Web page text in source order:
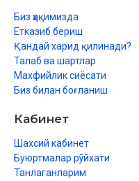
Биз ҳақимизда
Етказиб бериш
Қандай харид қилинади?
Талаб ва шартлар
Махфийлик сиёсати
Биз билан боғланиш
Кабинет
Шахсий кабинет
Буюртмалар рўйхати
Танлаганларим